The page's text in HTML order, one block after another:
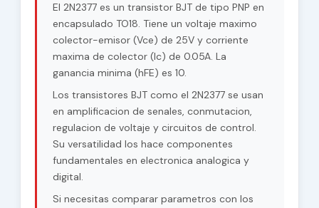
Forward Current
Transfer Ratio
10
El 2N2377 es un transistor BJT de tipo PNP en
encapsulado TO18. Tiene un voltaje maximo
colector-emisor (Vce) de 25V y corriente
maxima de colector (Ic) de 0.05A. La
ganancia minima (hFE) es 10.
Los transistores BJT como el 2N2377 se usan
en amplificacion de senales, conmutacion,
regulacion de voltaje y circuitos de control.
Su versatilidad los hace componentes
fundamentales en electronica analogica y
digital.
Si necesitas comparar parametros con los